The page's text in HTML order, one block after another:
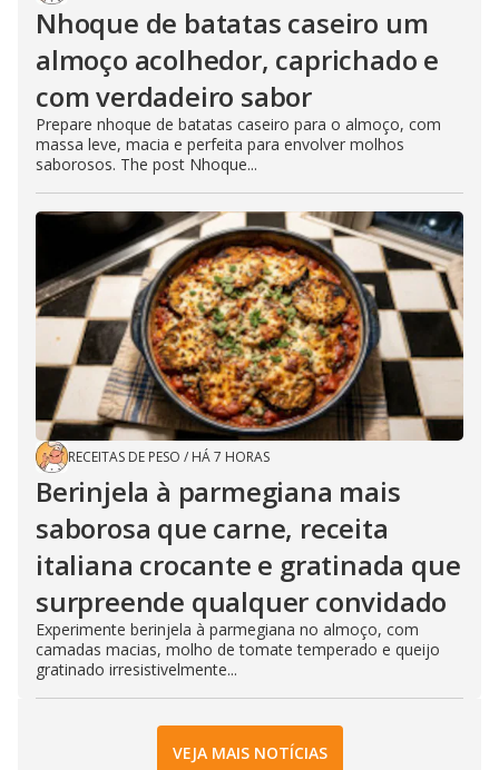
Nhoque de batatas caseiro um
almoço acolhedor, caprichado e
com verdadeiro sabor
Prepare nhoque de batatas caseiro para o almoço, com
massa leve, macia e perfeita para envolver molhos
saborosos. The post Nhoque...
RECEITAS DE PESO / HÁ 7 HORAS
Berinjela à parmegiana mais
saborosa que carne, receita
italiana crocante e gratinada que
surpreende qualquer convidado
Experimente berinjela à parmegiana no almoço, com
camadas macias, molho de tomate temperado e queijo
gratinado irresistivelmente...
VEJA MAIS NOTÍCIAS